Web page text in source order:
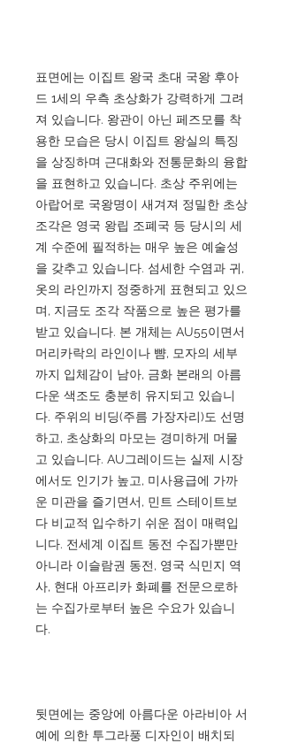
표면에는 이집트 왕국 초대 국왕 후아
드 1세의 우측 초상화가 강력하게 그려
져 있습니다. 왕관이 아닌 페즈모를 착
용한 모습은 당시 이집트 왕실의 특징
을 상징하며 근대화와 전통문화의 융합
을 표현하고 있습니다. 초상 주위에는
아랍어로 국왕명이 새겨져 정밀한 초상
조각은 영국 왕립 조폐국 등 당시의 세
계 수준에 필적하는 매우 높은 예술성
을 갖추고 있습니다. 섬세한 수염과 귀,
옷의 라인까지 정중하게 표현되고 있으
며, 지금도 조각 작품으로 높은 평가를
받고 있습니다. 본 개체는 AU55이면서
머리카락의 라인이나 뺨, 모자의 세부
까지 입체감이 남아, 금화 본래의 아름
다운 색조도 충분히 유지되고 있습니
다. 주위의 비딩(주름 가장자리)도 선명
하고, 초상화의 마모는 경미하게 머물
고 있습니다. AU그레이드는 실제 시장
에서도 인기가 높고, 미사용급에 가까
운 미관을 즐기면서, 민트 스테이트보
다 비교적 입수하기 쉬운 점이 매력입
니다. 전세계 이집트 동전 수집가뿐만
아니라 이슬람권 동전, 영국 식민지 역
사, 현대 아프리카 화폐를 전문으로하
는 수집가로부터 높은 수요가 있습니
다.
뒷면에는 중앙에 아름다운 아라비아 서
예에 의한 투그라풍 디자인이 배치되